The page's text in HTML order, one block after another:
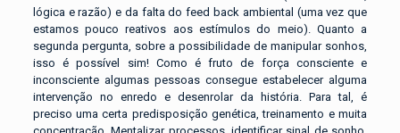
lógica e razão) e da falta do feed back ambiental (uma vez que
estamos pouco reativos aos estímulos do meio). Quanto a
segunda pergunta, sobre a possibilidade de manipular sonhos,
isso é possível sim! Como é fruto de força consciente e
inconsciente algumas pessoas consegue estabelecer alguma
intervenção no enredo e desenrolar da história. Para tal, é
preciso uma certa predisposição genética, treinamento e muita